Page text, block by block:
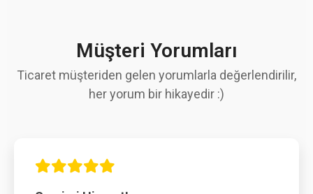
Müşteri Yorumları
Ticaret müşteriden gelen yorumlarla değerlendirilir,
her yorum bir hikayedir :)